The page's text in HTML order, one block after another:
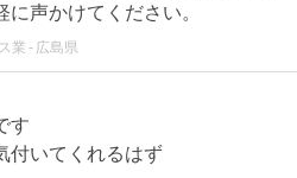
声かけてください。
業 広島県
す
付いてくれるはず